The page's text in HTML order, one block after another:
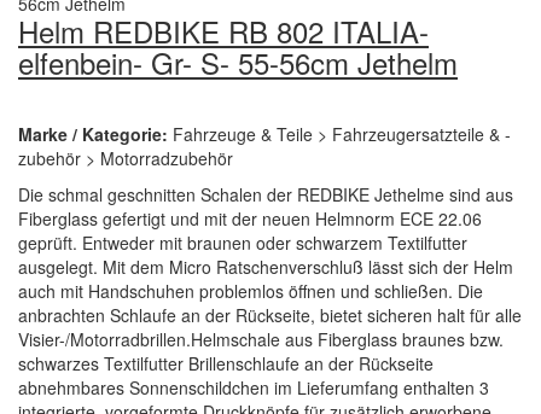
Helm REDBIKE RB 802 ITALIA-
elfenbein- Gr- S- 55-56cm Jethelm
Marke / Kategorie: Fahrzeuge & Teile > Fahrzeugersatzteile & -
zubehör > Motorradzubehör
Die schmal geschnitten Schalen der REDBIKE Jethelme sind aus
Fiberglass gefertigt und mit der neuen Helmnorm ECE 22.06
geprüft. Entweder mit braunen oder schwarzem Textilfutter
ausgelegt. Mit dem Micro Ratschenverschluß lässt sich der Helm
auch mit Handschuhen problemlos öffnen und schließen. Die
anbrachten Schlaufe an der Rückseite, bietet sicheren halt für alle
Visier-/Motorradbrillen.Helmschale aus Fiberglass braunes bzw.
schwarzes Textilfutter Brillenschlaufe an der Rückseite
abnehmbares Sonnenschildchen im Lieferumfang enthalten 3